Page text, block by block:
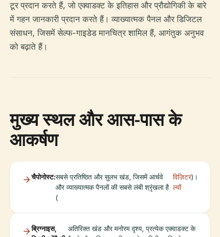
टूर प्रदान करते हैं, जो एक्वाडक्ट के इतिहास और प्रौद्योगिकी के बारे
में गहन जानकारी प्रदान करते हैं। व्याख्यात्मक पैनल और डिजिटल
संसाधन, जिसमें सेल्फ-गाइडेड मानचित्र शामिल हैं, आगंतुक अनुभव
को बढ़ाते हैं।
मुख्य स्थल और आस-पास के
आकर्षण
चैपोनोस्ट:सबसे प्रतिष्ठित और सुलभ खंड, जिसमें आर्चवे
और व्याख्यात्मक पैनलों की सबसे लंबी श्रृंखला है
(
विज़िटर
ल्यों
)।
ब्रिग्नाइस,
अतिरिक्त खंड और मनोरम दृश्य, प्रत्येक एक्वाडक्ट के